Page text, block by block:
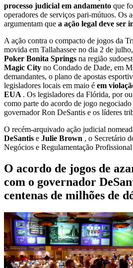
processo judicial em andamento que
operadores de serviços pari-mútuos. Os
argumentam que a ação legal deve ser
A ação contra o compacto de jogos da
movida em Tallahassee no dia 2 de
Poker Bonita Springs na região
Magic City no Condado de Dade, em
demandantes, o plano de apostas
legisladores locais em maio é em
EUA . Os legisladores da Flórida, por
como parte do acordo de jogo
governador Ron DeSantis e os líderes
O recém-arquivado ação judicial
DeSantis e Julie Brown , o Secretário
Negócios e Regulamentação
O acordo de jogos de
com o governador
centenas de milhões de